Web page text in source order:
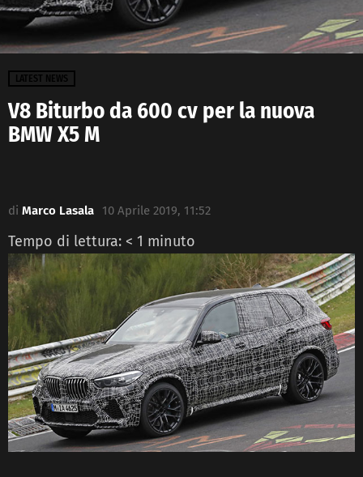
LATEST NEWS
V8 Biturbo da 600 cv per la nuova
BMW X5 M
di Marco Lasala 10 Aprile 2019, 11:52
Tempo di lettura: < 1 minuto